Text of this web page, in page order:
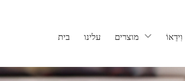
בית עלינו מוצרים וִידֵאוֹ